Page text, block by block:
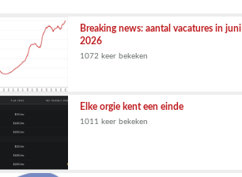
Breaking news: aantal vacatures in juni
2026
1072 keer bekeken
Elke orgie kent een einde
1011 keer bekeken